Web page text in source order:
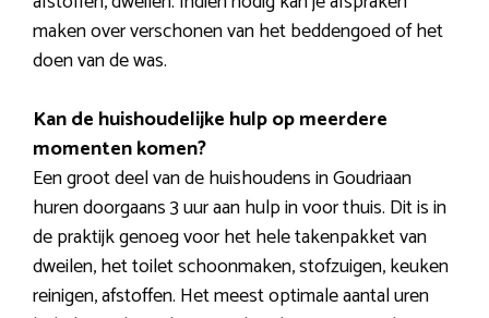
maken over verschonen van het beddengoed of het
doen van de was.
Kan de huishoudelijke hulp op meerdere
momenten komen?
Een groot deel van de huishoudens in Goudriaan
huren doorgaans 3 uur aan hulp in voor thuis. Dit is in
de praktijk genoeg voor het hele takenpakket van
dweilen, het toilet schoonmaken, stofzuigen, keuken
reinigen, afstoffen. Het meest optimale aantal uren